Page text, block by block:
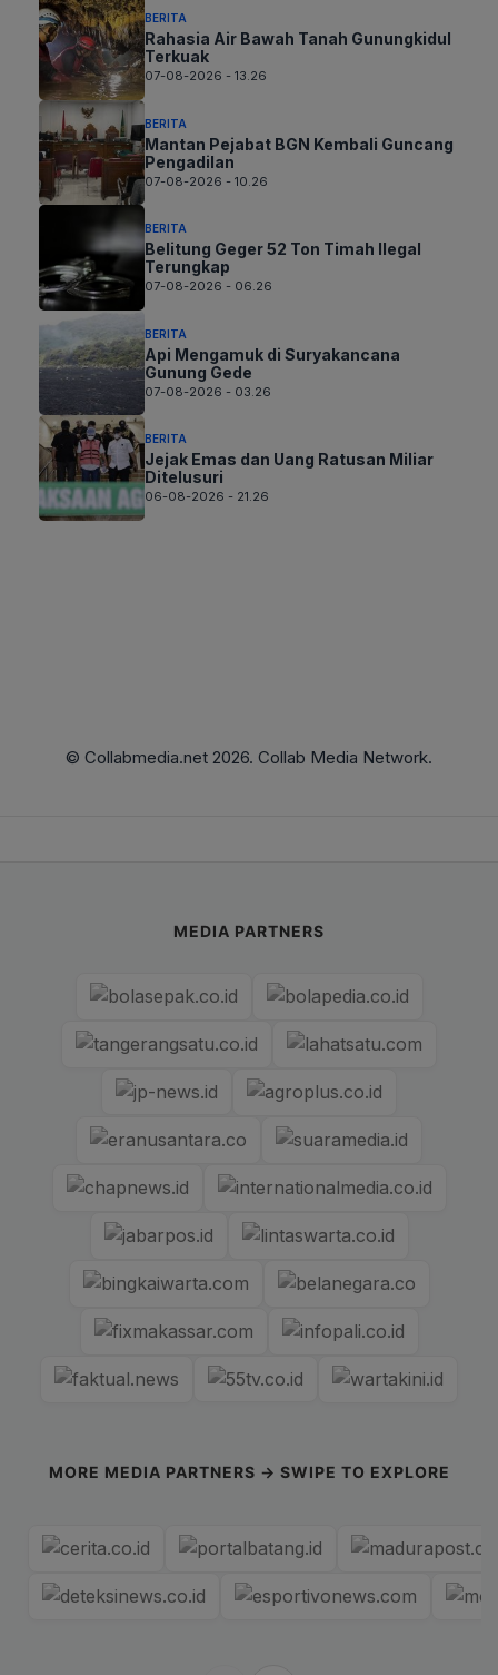
BERITA
Rahasia Air Bawah Tanah Gunungkidul
Terkuak
07-08-2026 - 13.26
BERITA
Mantan Pejabat BGN Kembali Guncang
Pengadilan
07-08-2026 - 10.26
BERITA
Belitung Geger 52 Ton Timah Ilegal
Terungkap
07-08-2026 - 06.26
BERITA
Api Mengamuk di Suryakancana
Gunung Gede
07-08-2026 - 03.26
BERITA
Jejak Emas dan Uang Ratusan Miliar
Ditelusuri
06-08-2026 - 21.26
© Collabmedia.net 2026. Collab Media Network.
MEDIA PARTNERS
MORE MEDIA PARTNERS → SWIPE TO EXPLORE